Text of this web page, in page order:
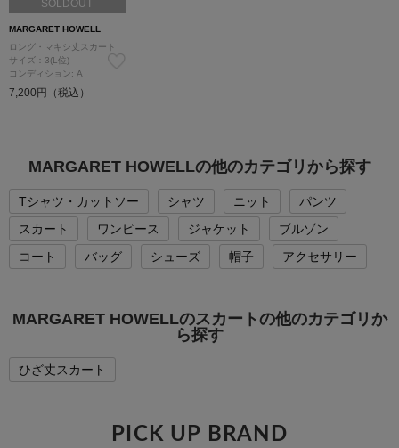
SOLDOUT
MARGARET HOWELL
ロング・マキシ丈スカート
サイズ：3(L位)
コンディション: A
7,200円（税込）
MARGARET HOWELLの他のカテゴリから探す
Tシャツ・カットソー シャツ ニット
パンツ
スカート
ワンピース ジャケット
ブルゾン
コート
バッグ シューズ 帽子 アクセサリー
MARGARET HOWELLのスカートの他のカテゴリか
ら探す
ひざ丈スカート
PICK UP BRAND